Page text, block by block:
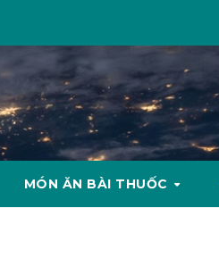
MÓN ĂN BÀI THUỐC